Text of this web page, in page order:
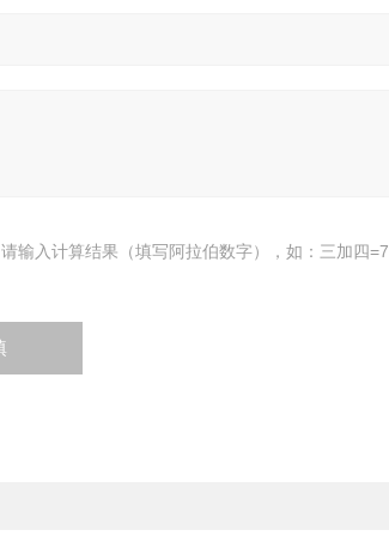
请输入计算结果（填写阿拉伯数字），如：三加四=7